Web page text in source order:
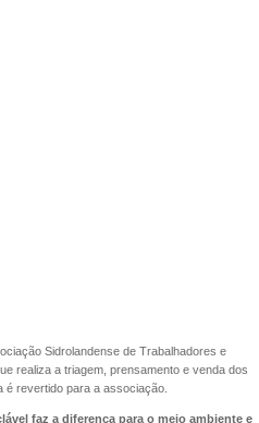
Sidrolandense de Trabalhadores e
realiza a triagem, prensamento e venda dos
é revertido para a associação.
faz a diferença para o meio ambiente e